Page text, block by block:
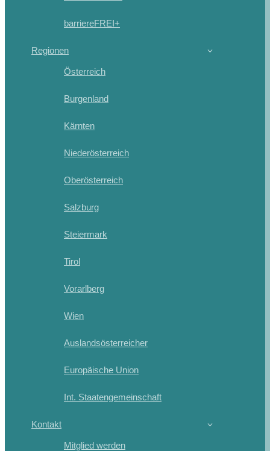
barriereFREI+
Regionen
Österreich
Burgenland
Kärnten
Niederösterreich
Oberösterreich
Salzburg
Steiermark
Tirol
Vorarlberg
Wien
Auslandsösterreicher
Europäische Union
Int. Staatengemeinschaft
Kontakt
Mitglied werden